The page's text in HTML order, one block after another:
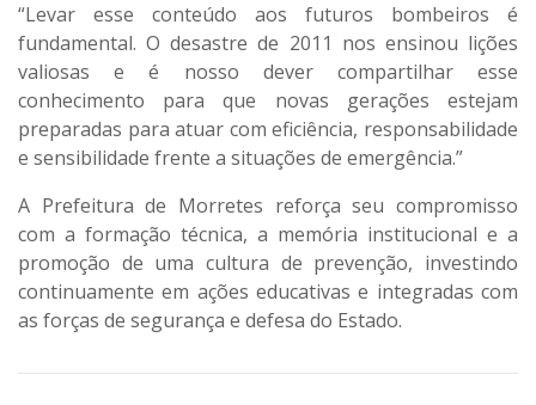
“Levar esse conteúdo aos futuros bombeiros é
fundamental. O desastre de 2011 nos ensinou lições
valiosas e é nosso dever compartilhar esse
conhecimento para que novas gerações estejam
preparadas para atuar com eficiência, responsabilidade
e sensibilidade frente a situações de emergência.”
A Prefeitura de Morretes reforça seu compromisso
com a formação técnica, a memória institucional e a
promoção de uma cultura de prevenção, investindo
continuamente em ações educativas e integradas com
as forças de segurança e defesa do Estado.